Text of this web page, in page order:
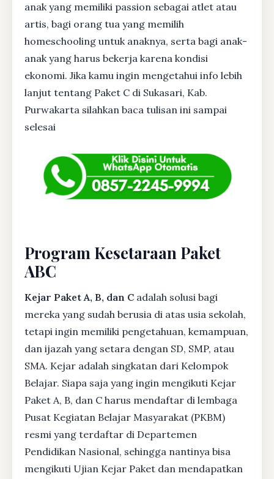
anak yang memiliki passion sebagai atlet atau
artis, bagi orang tua yang memilih
homeschooling untuk anaknya, serta bagi anak-
anak yang harus bekerja karena kondisi
ekonomi. Jika kamu ingin mengetahui info lebih
lanjut tentang Paket C di Sukasari, Kab.
Purwakarta silahkan baca tulisan ini sampai
selesai
Program Kesetaraan Paket
ABC
Kejar Paket A, B, dan C adalah solusi bagi
mereka yang sudah berusia di atas usia sekolah,
tetapi ingin memiliki pengetahuan, kemampuan,
dan ijazah yang setara dengan SD, SMP, atau
SMA. Kejar adalah singkatan dari Kelompok
Belajar. Siapa saja yang ingin mengikuti Kejar
Paket A, B, dan C harus mendaftar di lembaga
Pusat Kegiatan Belajar Masyarakat (PKBM)
resmi yang terdaftar di Departemen
Pendidikan Nasional, sehingga nantinya bisa
mengikuti Ujian Kejar Paket dan mendapatkan